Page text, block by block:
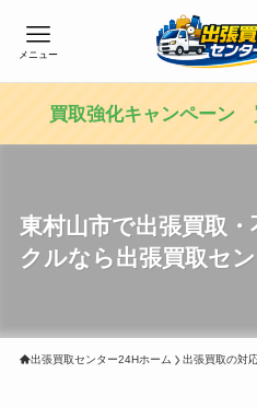
メニュー
買取強化キャンペーン
東村山市で出張買取
クルなら出張買取セ
出張買取センター24Hホーム 出張買取の対